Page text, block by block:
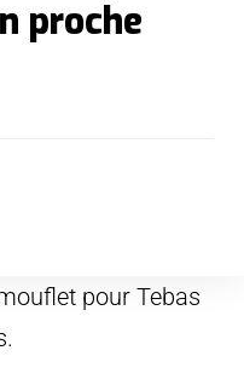
proche
pour Tebas